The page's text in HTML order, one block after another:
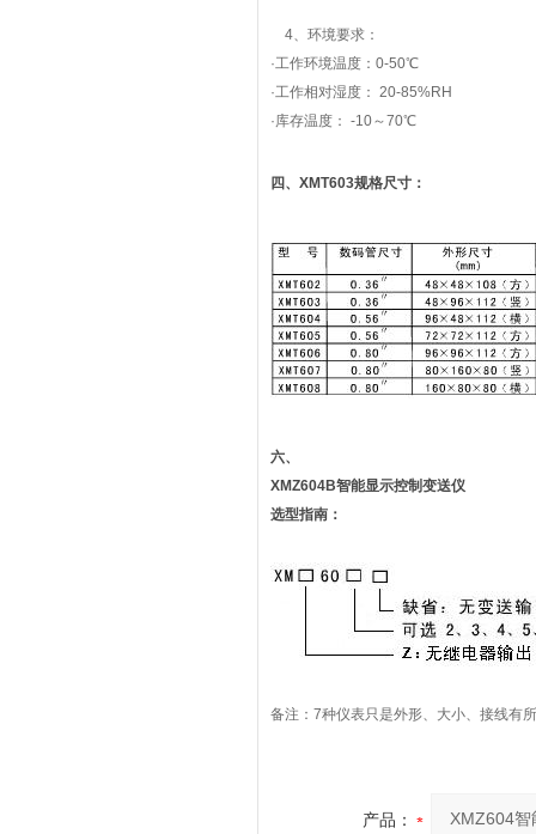
4、环境要求：
·工作环境温度：0-50℃
·工作相对湿度： 20-85%RH
·库存温度： -10～70℃
四、XMT603规格尺寸：
六、
XMZ604B智能显示控制变送仪
选型指南：
备注：7种仪表只是外形、大小、接线有
产品：